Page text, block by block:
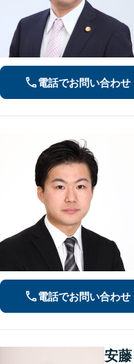
電話でお問い合わせ
電話でお問い合わせ
安